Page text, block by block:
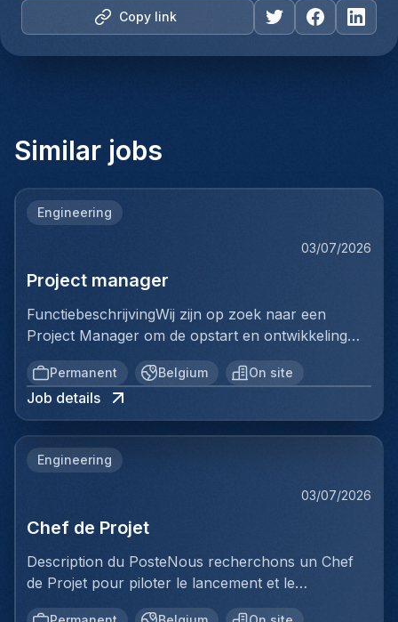
Copy link
Similar jobs
Engineering
03/07/2026
Project manager
FunctiebeschrijvingWij zijn op zoek naar een
Project Manager om de opstart en ontwikkeling
van een volledig nieuwe productielijn voor
ventilatiekanalen te leiden. Je bent
verantwoordelijk voor de volledige uitrol van dit
strategische project, van de opstartfase tot het
klantencontracten.Belangrijkste
van de productielijn aansturenCommerciële
prospectie uitvoeren en de verkoop verder
offertes, planning, productie, kwaliteit en
leveringHet team op de werkvloer begeleiden en
ondersteunen in hun groei en ontwikkelingDe
Permanent Belgium On site
Job details
Engineering
03/07/2026
Chef de Projet
Description du PosteNous recherchons un Chef
de Projet pour piloter le lancement et le
développement d'une toute nouvelle ligne de